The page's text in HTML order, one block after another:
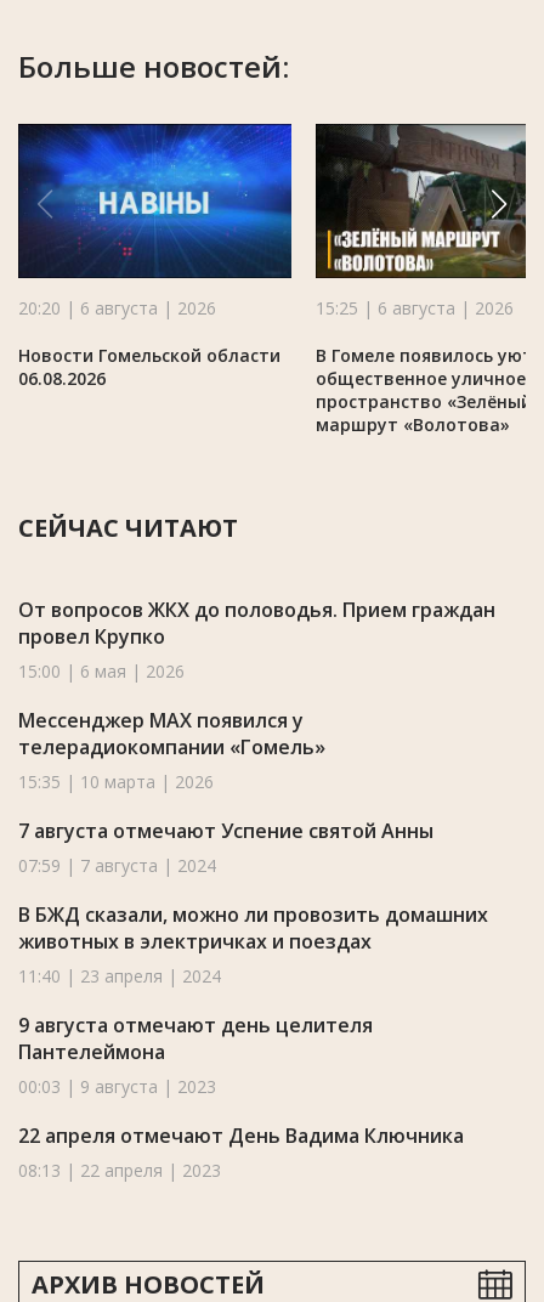
Больше новостей:
20:20 | 6 августа | 2026
Новости Гомельской области
06.08.2026
15:25 | 6 августа | 2026
В Гомеле появилось
общественное уличное
пространство «Зелёный
маршрут «Волотова»
СЕЙЧАС ЧИТАЮТ
От вопросов ЖКХ до половодья. Прием граждан
провел Крупко
15:00 | 6 мая | 2026
Мессенджер MAX появился у
телерадиокомпании «Гомель»
15:35 | 10 марта | 2026
7 августа отмечают Успение святой Анны
07:59 | 7 августа | 2024
В БЖД сказали, можно ли провозить домашних
животных в электричках и поездах
11:40 | 23 апреля | 2024
9 августа отмечают день целителя
Пантелеймона
00:03 | 9 августа | 2023
22 апреля отмечают День Вадима Ключника
08:13 | 22 апреля | 2023
АРХИВ НОВОСТЕЙ